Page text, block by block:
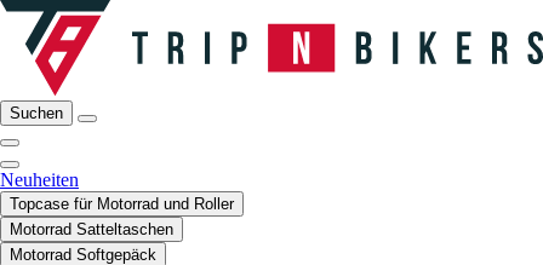
Suchen
Neuheiten
Topcase für Motorrad und Roller
Motorrad Satteltaschen
Motorrad Softgepäck